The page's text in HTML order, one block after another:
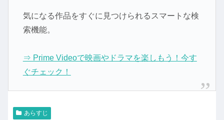
気になる作品をすぐに見つけられるスマートな検
索機能。
⇒ Prime Videoで映画やドラマを楽しもう！今す
ぐチェック！
あらすじ